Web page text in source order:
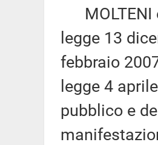
MOLTENI
legge 13
febbraio
legge 4
pubblico e